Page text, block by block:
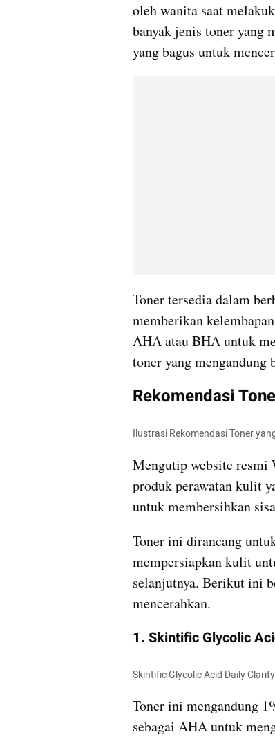
oleh wanita saat
banyak jenis toner yang
yang bagus untuk
Toner tersedia dalam
memberikan
AHA atau BHA untuk
toner yang mengandung
Rekomendasi
Ilustrasi Rekomendasi Toner
Mengutip website resmi
produk perawatan kulit
untuk membersihkan
Toner ini dirancang
mempersiapkan kulit
selanjutnya. Berikut ini
mencerahkan.
1. Skintific Glycolic
Skintific Glycolic Acid Daily
Toner ini mengandung
sebagai AHA untuk